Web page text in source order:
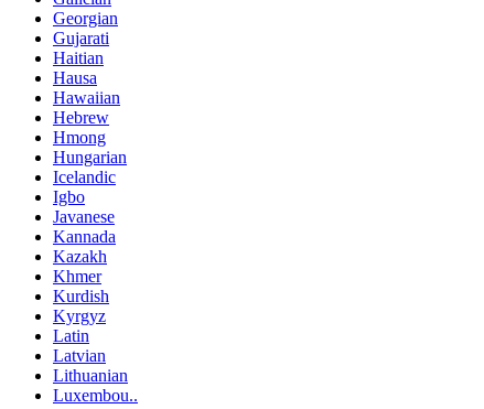
Georgian
Gujarati
Haitian
Hausa
Hawaiian
Hebrew
Hmong
Hungarian
Icelandic
Igbo
Javanese
Kannada
Kazakh
Khmer
Kurdish
Kyrgyz
Latin
Latvian
Lithuanian
Luxembou..